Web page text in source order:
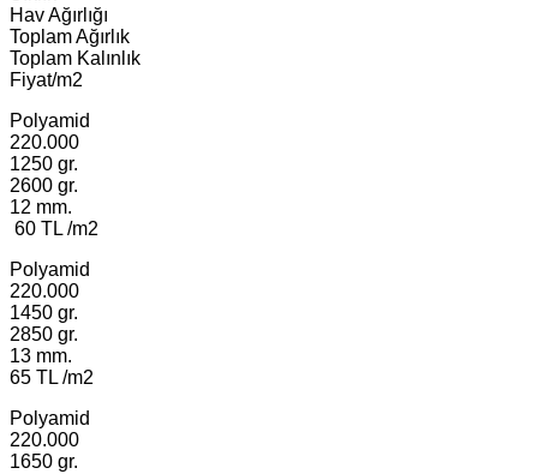
Hav Ağırlığı
Toplam Ağırlık
Toplam Kalınlık
Fiyat/m2
Polyamid
220.000
1250 gr.
2600 gr.
12 mm.
60 TL /m2
Polyamid
220.000
1450 gr.
2850 gr.
13 mm.
65 TL /m2
Polyamid
220.000
1650 gr.